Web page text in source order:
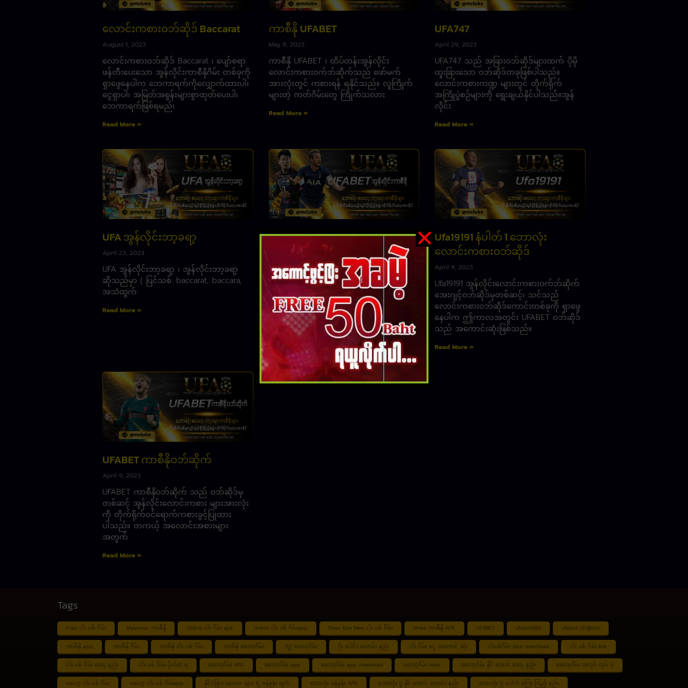
လောင်းကစားဝဘ်ဆိုဒ် Baccarat
August 1, 2023
လောင်းကစားဝဘ်ဆိုဒ် Baccarat ၊ ပျော်စရာ
ဖန်တီးပေးသော အွန်လိုင်းကာစီနိုဂိမ်း တစ်ခုကို
ရှာဖွေနေပါက ဘေကာရက်ကိုလျှောက်ထားပါ၊
ငွေရှာပါ၊ အမြတ်အစွန်းများစွာထုတ်ပေးပါ၊
ဘေကာရက်ဖြစ်ရမည်၊
Read More »
ကာစီနို UFABET
May 8, 2023
ကာစီနို UFABET ၊ ထိပ်တန်းအွန်လိုင်း
လောင်းကစားဝက်ဘ်ဆိုက်သည် ဖော်မက်
အားလုံးတွင် ကစားရန် ရနိုင်သည်။ လူကြိုက်
များတဲ့ ကတ်ဂိမ်းတွေ ကြိုက်သလား
Read More »
UFA747
April 29, 2023
UFA747 သည် အခြားဝဘ်ဆိုဒ်များထက် ပိုမို
ထူးခြားသော ဝဘ်ဆိုဒ်တခုဖြစ်ပါသည်။
လောင်းကစားကဏ္ဍ များတွင် တိုက်ရိုက်
အကြိုပွဲစဉ်များကို ရွေးချယ်နိုင်ပါသည်။အွန်
လိုင်း
Read More »
UFA အွန်လိုင်းဘာ့ခရာ့
April 23, 2023
UFA အွန်လိုင်းဘာ့ခရာ့ ၊ အွန်လိုင်းဘာ့ခရာ့
ဆိုသည်မှာ ( ပြင်သစ်: baccarat, baccara,
အသံထွက်:
Read More »
UFABET အွန်လိုင်းကာစီနို
April 19, 2023
UFABET အွန်လိုင်းကာစီနို ၊ အွန်လိုင်းကာစီနို
များတွင် အားကစားလောင်းကစားသည် ယနေ့
ခေတ်တွင် ရေပန်းအစားဆုံး လောင်းကစား
ဖြစ်သည် ။ ပါဝင်လောင်းကစားပြုနိုင်သော
Read More »
Ufa19191 နံပါတ် 1 ဘောလုံး
လောင်းကစားဝဘ်ဆိုဒ်
April 9, 2023
Ufa19191 အွန်လိုင်းလောင်းကစားဝက်ဘ်ဆိုက်
အေးဂျင့်ဝဘ်ဆိုဒ်မှတစ်ဆင့်၊ သင်သည်
လောင်းကစားဝဘ်ဆိုဒ်ကောင်းတစ်ခုကို ရှာဖွေ
နေပါက ဤကာလအတွင်း UFABET ဝဘ်ဆိုဒ်
သည် အကောင်းဆုံးဖြစ်သည်။
Read More »
UFABET ကာစီနိုဝဘ်ဆိုက်
April 9, 2023
UFABET ကာစီနိုဝဘ်ဆိုက် သည် ဝဘ်ဆိုဒ်မှ
တစ်ဆင့် အွန်လိုင်းလောင်းကစား များအားလုံး
ကို တိုက်ရိုက်ဝင်ရောက်ကစားခွင့်ပြုထား
ပါသည်။ တကယ့် အလောင်းအစားများ
အတွက်
Read More »
Tags
Free ငါး ပစ် ဂိမ်း Myanmar ကာစီနို Online ငါး ဂိမ်း apk online ငါး ပစ် ဂိမ်းapp Shan Koe Mee ငါး ပစ် ဂိမ်း Shwe ကာစီနို APK UFABET ufabet888 ufabet เข้าสู่ระบบ
ကာစီနို app ကာစီနို ဂိမ်း ကာစီနို ငါး ပစ် ဂိမ်း ကာစီနို စလော့ဂိမ်း ကျွဲ စလော့ဂိမ်း ဂိုး ပေါင်း လောင်း နည်း ငါး ဂိမ်း ငွေ အကောင် ဆုံး ငါးပစ်ဂိမ်း App download ငါး ပစ် ဂိမ်း link
ငါး ပစ် ဂိမ်း ဆော့ နည်း ငါး ပစ် ဂိမ်း ပိုက်ဆံ ရ စလော့ဂိမ်း APK စလော့ဂိမ်း app စလော့ဂိမ်း app download စလော့ဂိမ်း hack စလော့ဂိမ်း နိုင် အောင် ဆော့ နည်း စလော့ဂိမ်း အလုပ် လုပ် ပုံ
စလော့ ငါး ပစ် ဂိမ်း စလော့ ငါး ပစ် ဂိမ်းapp နိုင်ငံခြား tipster များ ရဲ့ ခန့်မှန်း ချက် ဘောလုံး ခန့်မှန်း APK ဘောလုံး ပွဲ နိုင် အောင် လောင်း နည်း ဘောလုံး ပွဲ ပေါက် ကြေး ကြည့် နည်း